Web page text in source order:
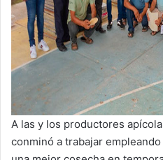
A las y los productores
conminó a trabajar